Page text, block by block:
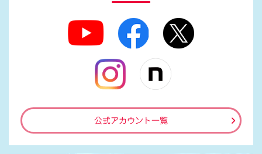
公式アカウント一覧